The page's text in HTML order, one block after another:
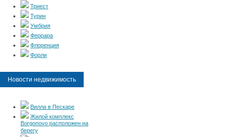
Триест
Турин
Умбрия
Феррара
Флоренция
Форли
Новости недвижимость
Вилла в Пескаре
Жилой комплекс
Borgonovo расположен на
берегу